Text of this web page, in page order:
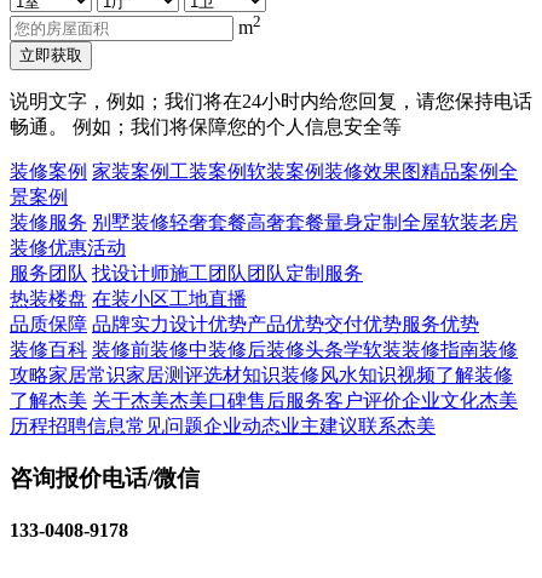
m2
立即获取
说明文字，例如；我们将在24小时内给您回复，请您保持电话
畅通。 例如；我们将保障您的个人信息安全等
装修案例 家装案例 工装案例软装案例装修效果图精品案例全
景案例
装修服务 别墅装修轻奢套餐高奢套餐量身定制 全屋软装老房
装修优惠活动
服务团队 找设计师施工团队 团队定制服务
热装楼盘 在装小区工地直播
品质保障 品牌实力设计优势产品优势交付优势服务优势
装修百科 装修前装修中装修后装修头条学软装装修指南装修
攻略家居常识家居测评选材知识装修风水知识视频了解装修
了解杰美 关于杰美杰美口碑售后服务客户评价企业文化杰美
历程招聘信息常见问题企业动态业主建议联系杰美
咨询报价电话/微信
133-0408-9178